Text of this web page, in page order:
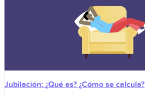
Jubilación: ¿Qué es? ¿Cómo se calcula?